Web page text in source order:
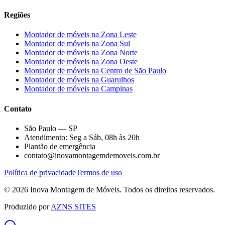
Regiões
Montador de móveis na Zona Leste
Montador de móveis na Zona Sul
Montador de móveis na Zona Norte
Montador de móveis na Zona Oeste
Montador de móveis na Centro de São Paulo
Montador de móveis na Guarulhos
Montador de móveis na Campinas
Contato
São Paulo — SP
Atendimento: Seg a Sáb, 08h às 20h
Plantão de emergência
contato@inovamontagemdemoveis.com.br
Política de privacidadeTermos de uso
© 2026 Inova Montagem de Móveis. Todos os direitos reservados.
Produzido porAZNS SITES